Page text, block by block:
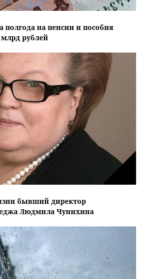
полгода на пенсии и пособия
рублей
бывший директор
Людмила Чунихина